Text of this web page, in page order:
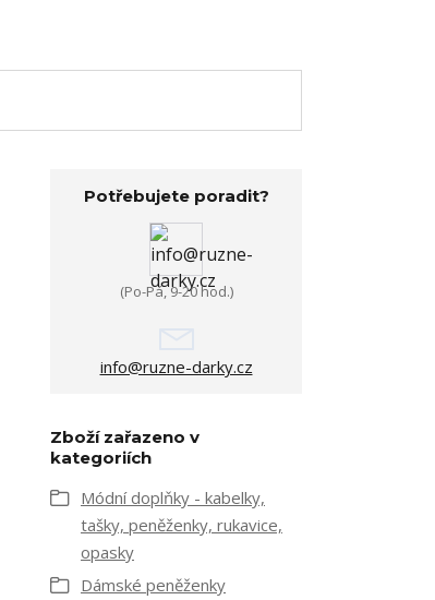
Potřebujete poradit?
(Po-Pá, 9-20 hod.)
info@ruzne-darky.cz
Zboží zařazeno v
kategoriích
Módní doplňky - kabelky,
tašky, peněženky, rukavice,
opasky
Dámské peněženky